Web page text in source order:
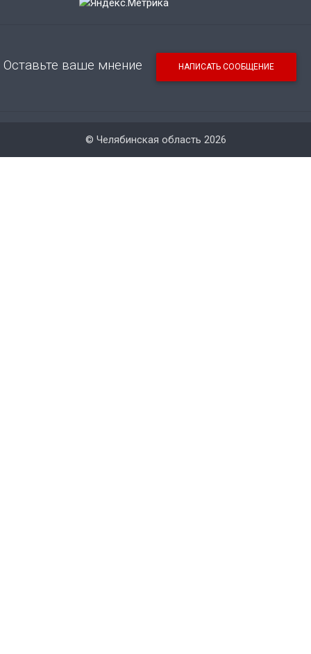
Оставьте ваше мнение НАПИСАТЬ СООБЩЕНИЕ
© Челябинская область 2026